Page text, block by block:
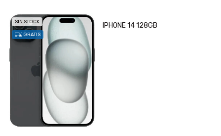
SIN STOCK
GRATIS
IPHONE 14 128GB